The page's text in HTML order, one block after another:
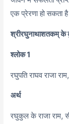
एक प्रेरणा हो सकता
श्रीरघुनाथाशतकम् के
श्लोक 1
रघुपति राघव राजा
अर्थ
रघुकुल के राजा राम,